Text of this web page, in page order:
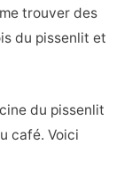
trouver des
du pissenlit et
du pissenlit
café. Voici